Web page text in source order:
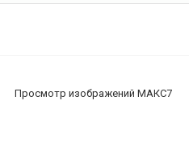
Просмотр изображений МАКС7